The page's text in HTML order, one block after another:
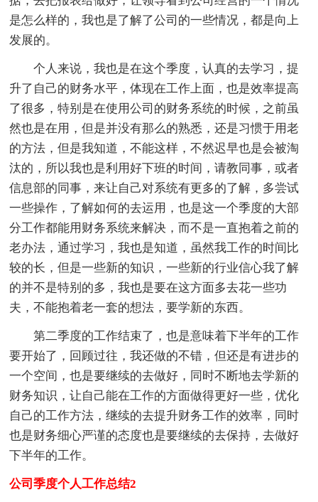
是怎么样的，我也是了解了公司的一些情况，都是向上
发展的。
个人来说，我也是在这个季度，认真的去学习，提
升了自己的财务水平，体现在工作上面，也是效率提高
了很多，特别是在使用公司的财务系统的时候，之前虽
然也是在用，但是并没有那么的熟悉，还是习惯于用老
的方法，但是我知道，不能这样，不然迟早也是会被淘
汰的，所以我也是利用好下班的时间，请教同事，或者
信息部的同事，来让自己对系统有更多的了解，多尝试
一些操作，了解如何的去运用，也是这一个季度的大部
分工作都能用财务系统来解决，而不是一直抱着之前的
老办法，通过学习，我也是知道，虽然我工作的时间比
较的长，但是一些新的知识，一些新的行业信心我了解
的并不是特别的多，我也是要在这方面多去花一些功
夫，不能抱着老一套的想法，要学新的东西。
第二季度的工作结束了，也是意味着下半年的工作
要开始了，回顾过往，我还做的不错，但还是有进步的
一个空间，也是要继续的去做好，同时不断地去学新的
财务知识，让自己能在工作的方面做得更好一些，优化
自己的工作方法，继续的去提升财务工作的效率，同时
也是财务细心严谨的态度也是要继续的去保持，去做好
下半年的工作。
公司季度个人工作总结2